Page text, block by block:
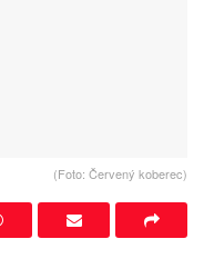
(Foto: Červený koberec)